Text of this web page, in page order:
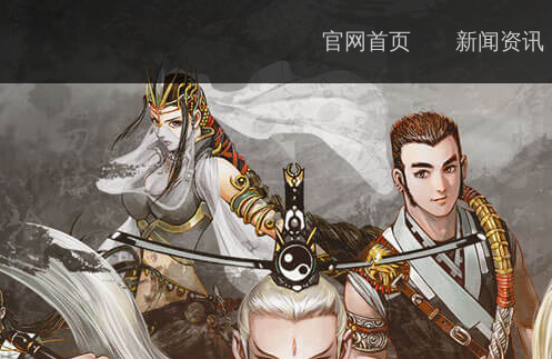
官网首页 新闻资讯
公告
资料
下载